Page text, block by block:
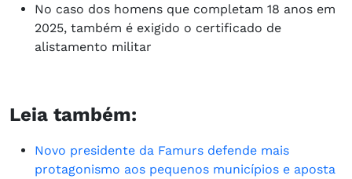
No caso dos homens que completam 18 anos em
2025, também é exigido o certificado de
alistamento militar
Leia também:
Novo presidente da Famurs defende mais
protagonismo aos pequenos municípios e aposta